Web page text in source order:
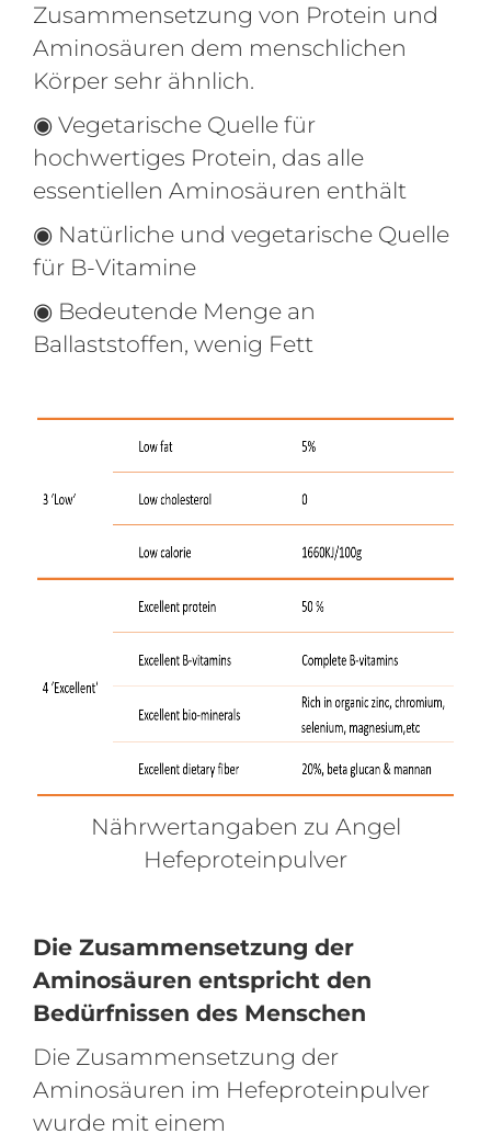
Zusammensetzung von Protein und
Aminosäuren dem menschlichen
Körper sehr ähnlich.
◉ Vegetarische Quelle für
hochwertiges Protein, das alle
essentiellen Aminosäuren enthält
◉ Natürliche und vegetarische Quelle
für B-Vitamine
◉ Bedeutende Menge an
Ballaststoffen, wenig Fett
Nährwertangaben zu Angel
Hefeproteinpulver
Die Zusammensetzung der
Aminosäuren entspricht den
Bedürfnissen des Menschen
Die Zusammensetzung der
Aminosäuren im Hefeproteinpulver
wurde mit einem